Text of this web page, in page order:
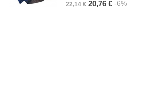
22,14 € 20,76 € -6%